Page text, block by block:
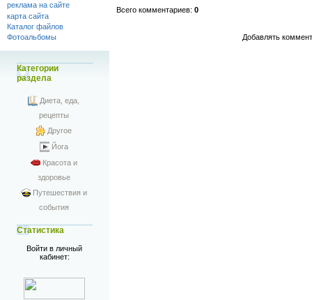
реклама на сайте
карта сайта
Каталог файлов
Фотоальбомы
Категории
раздела
Диета, еда,
рецепты
Другое
Йога
Красота и
здоровье
Путешествия и
события
Статистика
Войти в личный
кабинет:
Всего комментариев: 0
Добавлять